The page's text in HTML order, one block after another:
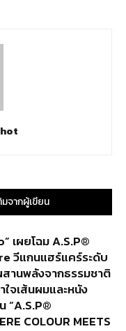
มจากผู้เขียน
เผยโฉม A.S.P®
วีแกนแฮร์แคร์ระดับ
านพลังจากธรรมชาติ
ใจเส้นผมและหนัง
“A.S.P®
COLOUR MEETS